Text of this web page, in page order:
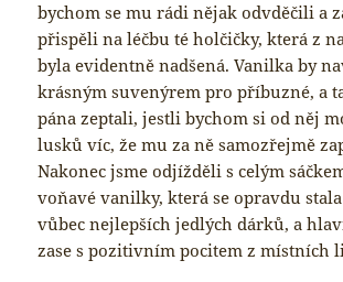
bychom se mu rádi nějak odvděčili a
přispěli na léčbu té holčičky, která z
byla evidentně nadšená. Vanilka by
krásným suvenýrem pro příbuzné, a
pána zeptali, jestli bychom si od něj
lusků víc, že mu za ně samozřejmě
Nakonec jsme odjížděli s celým
voňavé vanilky, která se opravdu
vůbec nejlepších jedlých dárků, a
zase s pozitivním pocitem z místních